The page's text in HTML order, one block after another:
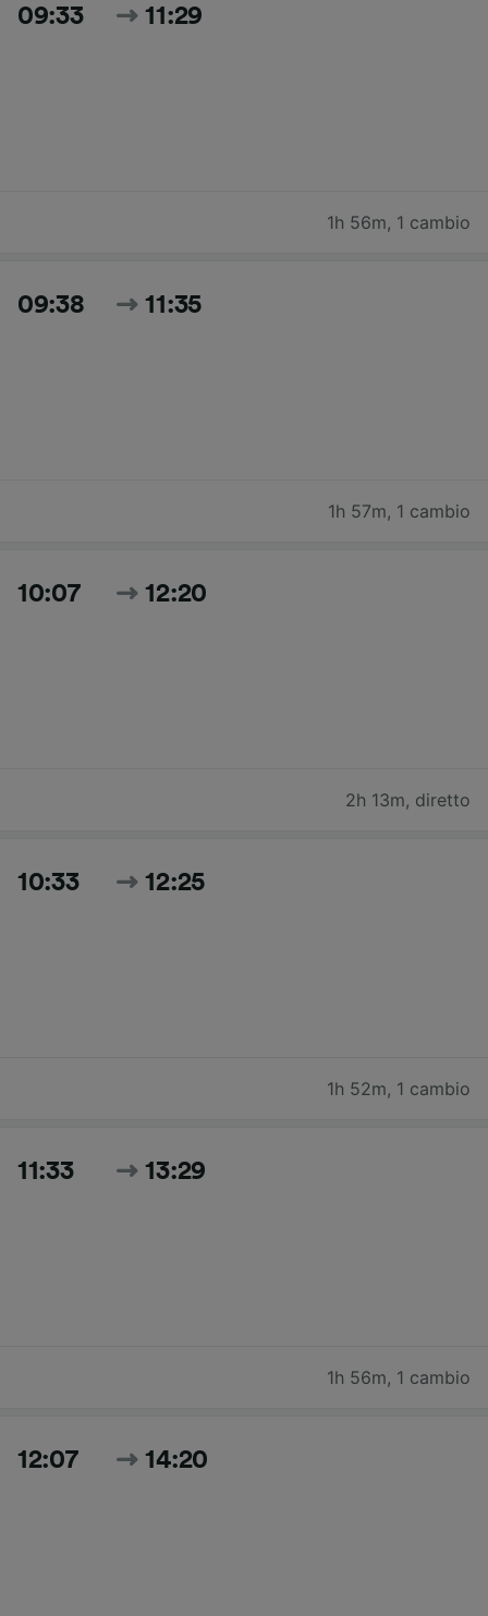
09:33 11:29
1h 56m, 1 cambio
09:38 11:35
1h 57m, 1 cambio
10:07 12:20
2h 13m, diretto
10:33 12:25
1h 52m, 1 cambio
11:33 13:29
1h 56m, 1 cambio
12:07 14:20